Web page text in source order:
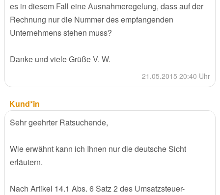
es in diesem Fall eine Ausnahmeregelung, dass auf der
Rechnung nur die Nummer des empfangenden
Unternehmens stehen muss?
Danke und viele Grüße V. W.
21.05.2015 20:40 Uhr
Kund*in
Sehr geehrter Ratsuchende,
Wie erwähnt kann ich Ihnen nur die deutsche Sicht
erläutern.
Nach Artikel 14.1 Abs. 6 Satz 2 des Umsatzsteuer-